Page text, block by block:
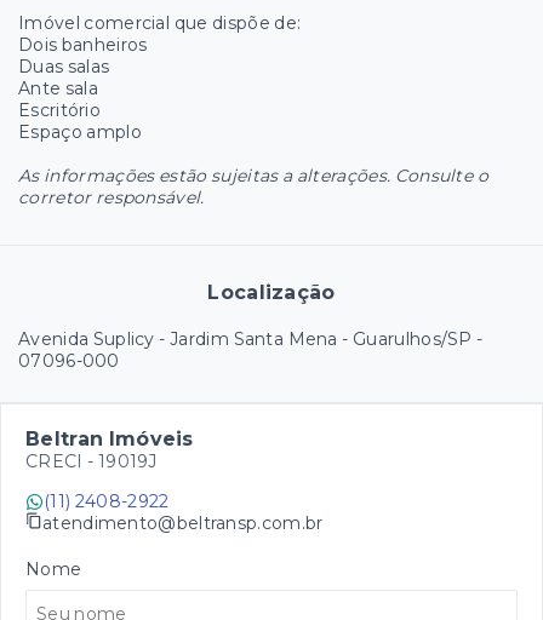
Imóvel comercial que dispõe de:
Dois banheiros
Duas salas
Ante sala
Escritório
Espaço amplo
As informações estão sujeitas a alterações. Consulte o
corretor responsável.
Localização
Avenida Suplicy - Jardim Santa Mena - Guarulhos/SP -
07096-000
Beltran Imóveis
CRECI - 19019J
(11) 2408-2922
atendimento@beltransp.com.br
Nome